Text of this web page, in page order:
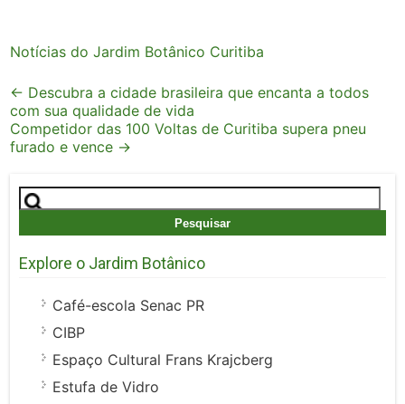
Notícias do Jardim Botânico Curitiba
Post
navigation
← Descubra a cidade brasileira que encanta a todos
com sua qualidade de vida
Competidor das 100 Voltas de Curitiba supera pneu
furado e vence →
Pesquisar
por:
Explore o Jardim Botânico
Café-escola Senac PR
CIBP
Espaço Cultural Frans Krajcberg
Estufa de Vidro